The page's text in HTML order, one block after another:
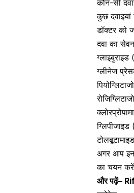
कौन-सी
कुछ
डॉक्टर को
दवा का
ग्लीनेज
अगर आप
का चयन
और पढ़ें–